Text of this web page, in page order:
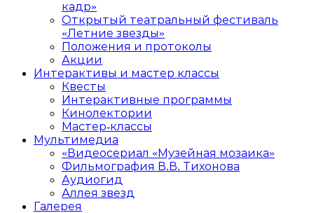
кадр»
Открытый театральный фестиваль
«Летние звезды»
Положения и протоколы
Акции
Интерактивы и мастер классы
Квесты
Интерактивные программы
Кинолектории
Мастер-классы
Мультимедиа
«Видеосериал «Музейная мозаика»
Фильмография В.В. Тихонова
Аудиогид
Аллея звезд
Галерея